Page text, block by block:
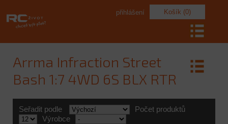
Košík (0)
přihlášení
Arrma Infraction Street
Bash 1:7 4WD 6S BLX RTR
Seřadit podle
Počet produktů
Výrobce